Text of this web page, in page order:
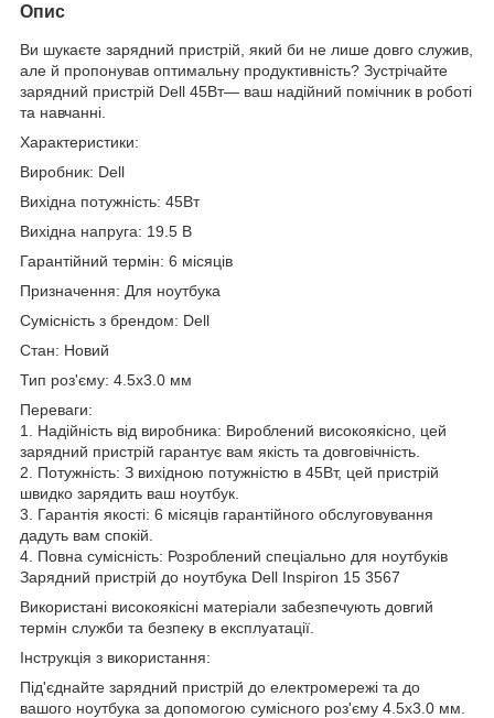
Опис
Ви шукаєте зарядний пристрій, який би не лише довго служив,
але й пропонував оптимальну продуктивність? Зустрічайте
зарядний пристрій Dell 45Вт— ваш надійний помічник в роботі
та навчанні.
Характеристики:
Виробник: Dell
Вихідна потужність: 45Вт
Вихідна напруга: 19.5 В
Гарантійний термін: 6 місяців
Призначення: Для ноутбука
Сумісність з брендом: Dell
Стан: Новий
Тип роз'єму: 4.5x3.0 мм
Переваги:
1. Надійність від виробника: Вироблений високоякісно, цей
зарядний пристрій гарантує вам якість та довговічність.
2. Потужність: З вихідною потужністю в 45Вт, цей пристрій
швидко зарядить ваш ноутбук.
3. Гарантія якості: 6 місяців гарантійного обслуговування
дадуть вам спокій.
4. Повна сумісність: Розроблений спеціально для ноутбуків
Зарядний пристрій до ноутбука Dell Inspiron 15 3567
Використані високоякісні матеріали забезпечують довгий
термін служби та безпеку в експлуатації.
Інструкція з використання:
Під'єднайте зарядний пристрій до електромережі та до
вашого ноутбука за допомогою сумісного роз'єму 4.5x3.0 мм.